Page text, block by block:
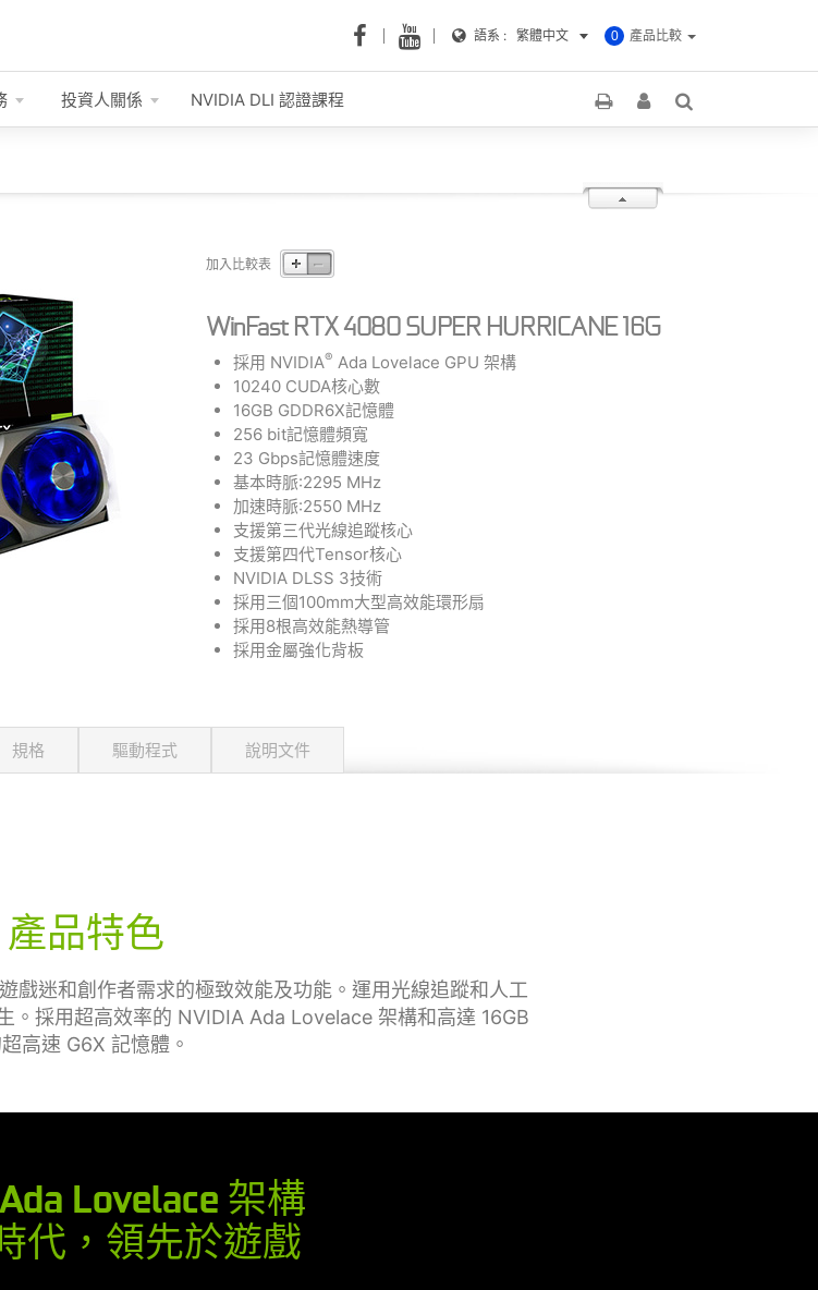
0 產品比較
語系 : 繁體中文
投資人關係 NVIDIA DLI 認證課程
加入比較表
WinFast RTX 4080 SUPER HURRICANE 16G
採用 NVIDIA® Ada Lovelace GPU 架構
10240 CUDA核心數
16GB GDDR6X記憶體
256 bit記憶體頻寬
23 Gbps記憶體速度
基本時脈:2295 MHz
加速時脈:2550 MHz
支援第三代光線追蹤核心
支援第四代Tensor核心
NVIDIA DLSS 3技術
採用三個100mm大型高效能環形扇
採用8根高效能熱導管
採用金屬強化背板
規格 驅動程式 說明文件
產品特色
戲迷和創作者需求的極致效能及功能。運用光線追蹤和人工
。採用超高效率的 NVIDIA Ada Lovelace 架構和高達 16GB
高速 G6X 記憶體。
Lovelace 架構
代，領先於遊戲